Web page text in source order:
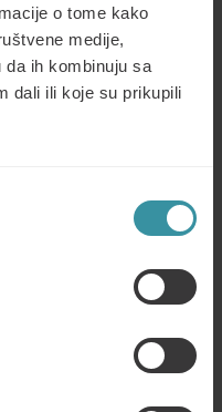
o tome kako
medije,
da ih kombinuju sa
dali ili koje su prikupili
se poruke šalju i
efektivne
– Upotreba
koje
pružiti potpunu
slušanja.